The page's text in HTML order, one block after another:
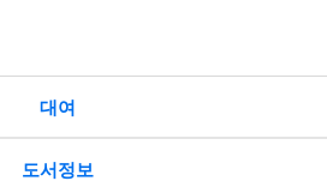
대여
도서정보